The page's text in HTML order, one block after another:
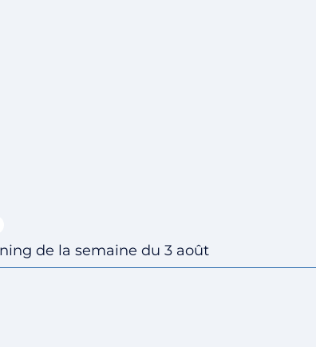
de la semaine du 3 août